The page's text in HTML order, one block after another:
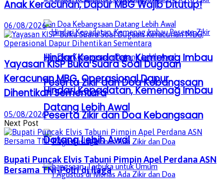
Hindari Kepadatan, Kemenag Imbau
Peserta Zikir dan Doa Kebangsaan
Datang Lebih Awal
Hindari Kepadatan, Kemenag Imbau
Peserta Zikir dan Doa Kebangsaan
Datang Lebih Awal
Anak Keracunan, Dapur MBG Wajib Ditutup!
06/08/2026
Yayasan KISP Buka Suara Soal Dugaan
Keracunan MBG, Operasional Dapur
Dihentikan Sementara
05/08/2026
Next Post
Bupati Puncak Elvis Tabuni Pimpin Apel Perdana ASN
Bersama TNI-Polri di Ilaga